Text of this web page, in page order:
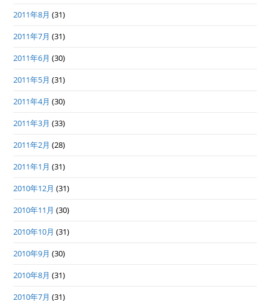
2011年8月 (31)
2011年7月 (31)
2011年6月 (30)
2011年5月 (31)
2011年4月 (30)
2011年3月 (33)
2011年2月 (28)
2011年1月 (31)
2010年12月 (31)
2010年11月 (30)
2010年10月 (31)
2010年9月 (30)
2010年8月 (31)
2010年7月 (31)